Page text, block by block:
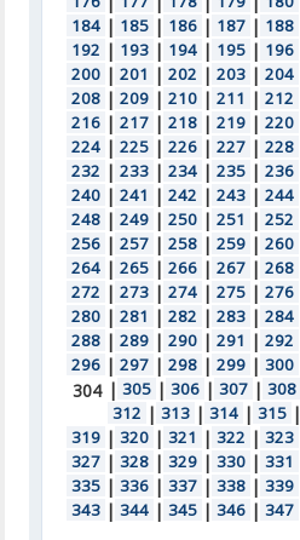
184 | 185 | 186 | 187 | 188
192 | 193 | 194 | 195 | 196
200 | 201 | 202 | 203 | 204
208 | 209 | 210 | 211 | 212
216 | 217 | 218 | 219 | 220
224 | 225 | 226 | 227 | 228
232 | 233 | 234 | 235 | 236
240 | 241 | 242 | 243 | 244
248 | 249 | 250 | 251 | 252
256 | 257 | 258 | 259 | 260
264 | 265 | 266 | 267 | 268
272 | 273 | 274 | 275 | 276
280 | 281 | 282 | 283 | 284
288 | 289 | 290 | 291 | 292
296 | 297 | 298 | 299 | 300
304 | 305 | 306 | 307 | 308
312 | 313 | 314 | 315 |
319 | 320 | 321 | 322 | 323
327 | 328 | 329 | 330 | 331
335 | 336 | 337 | 338 | 339
343 | 344 | 345 | 346 | 347